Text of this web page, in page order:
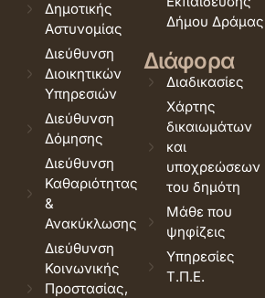
Δημοτικής
Αστυνομίας
Διεύθυνση
Διοικητικών
Υπηρεσιών
Διεύθυνση
Δόμησης
Διεύθυνση
Καθαριότητας
&
Ανακύκλωσης
Διεύθυνση
Κοινωνικής
Προστασίας,
Δήμου Δράμας
Διάφορα
Διαδικασίες
Χάρτης
δικαιωμάτων
και
υποχρεώσεων
του δημότη
Μάθε που
ψηφίζεις
Υπηρεσίες
Τ.Π.Ε.